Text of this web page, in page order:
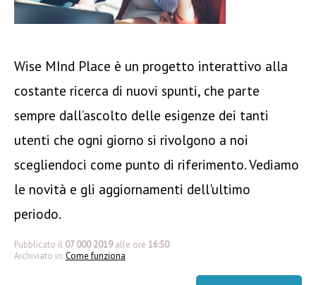
Wise MInd Place è un progetto interattivo alla
costante ricerca di nuovi spunti, che parte
sempre dall’ascolto delle esigenze dei tanti
utenti che ogni giorno si rivolgono a noi
scegliendoci come punto di riferimento. Vediamo
le novità e gli aggiornamenti dell'ultimo
periodo.
Pubblicato il 07 000 2019 alle ore 16:50
Archiviato in:Come funziona